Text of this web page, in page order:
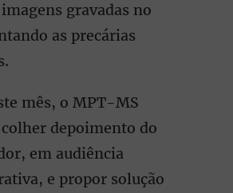
gravadas no
as precárias
mês, o MPT-MS
depoimento do
em audiência
e propor solução